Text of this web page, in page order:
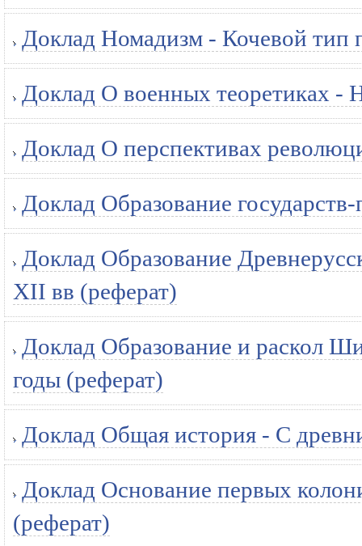
Доклад Номадизм - Кочевой тип
Доклад О военных теоретиках
Доклад О перспективах
Доклад Образование
Доклад Образование
ХII вв (реферат)
Доклад Образование и раскол
годы (реферат)
Доклад Общая история - С
Доклад Основание первых
(реферат)